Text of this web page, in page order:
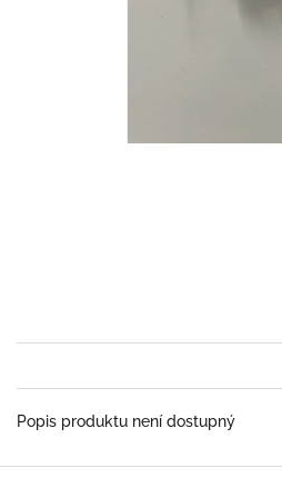
Popis produktu není dostupný